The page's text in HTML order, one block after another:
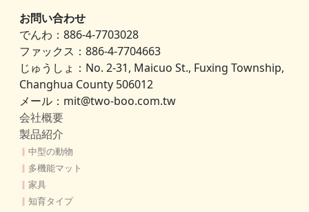
お問い合わせ
でんわ：886-4-7703028
ファックス：886-4-7704663
じゅうしょ：No. 2-31, Maicuo St., Fuxing Township,
Changhua County 506012
メール：mit@two-boo.com.tw
会社概要
製品紹介
▎ 中型の動物
▎ 多機能マット
▎ 家具
▎ 知育タイプ